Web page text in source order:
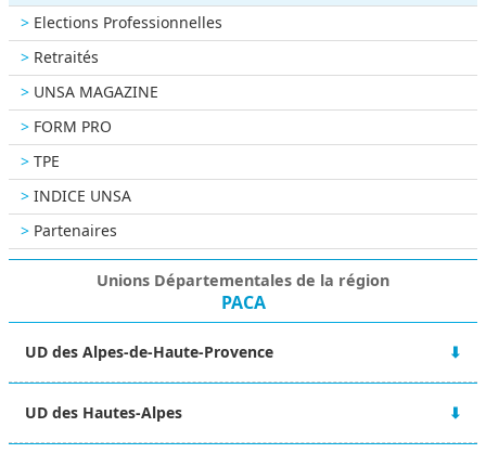
Elections Professionnelles
Retraités
UNSA MAGAZINE
FORM PRO
TPE
INDICE UNSA
Partenaires
Unions Départementales de la région
PACA
UD des Alpes-de-Haute-Provence
42 Boulevard Victor Hugo
04000 DIGNE LES BAINS
UD des Hautes-Alpes